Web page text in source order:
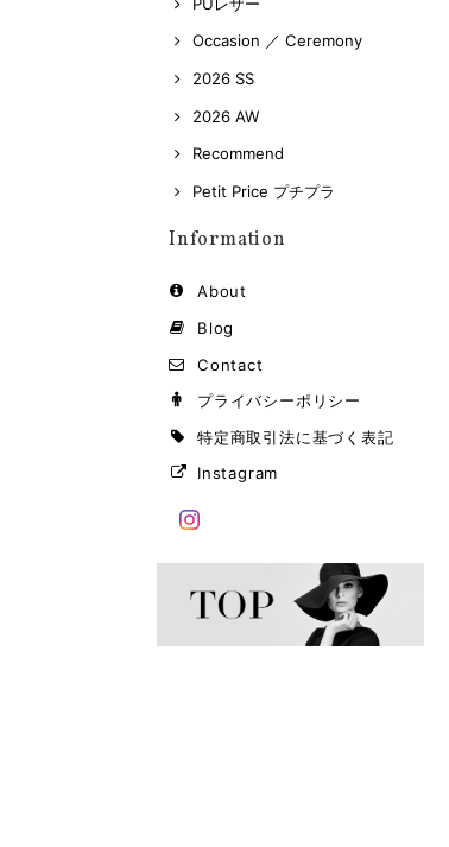
Occasion ／ Ceremony
2026 SS
2026 AW
Recommend
Petit Price プチプラ
Information
About
Blog
Contact
プライバシーポリシー
特定商取引法に基づく表記
Instagram